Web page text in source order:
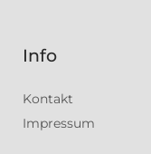
Info
Kontakt
Impressum